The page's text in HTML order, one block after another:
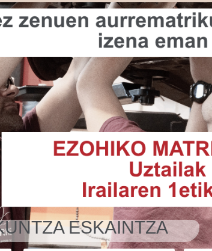
ESKAINTZA
AURKEZPENA
Irailak 4